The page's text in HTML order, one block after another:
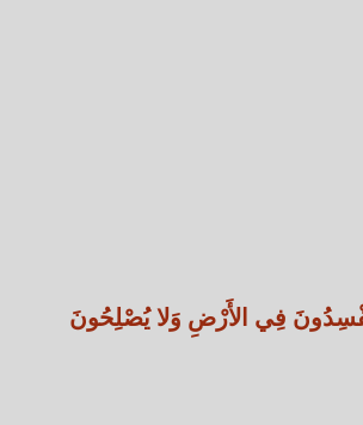
فِي الأَرْضِ وَلا يُصْلِحُونَ